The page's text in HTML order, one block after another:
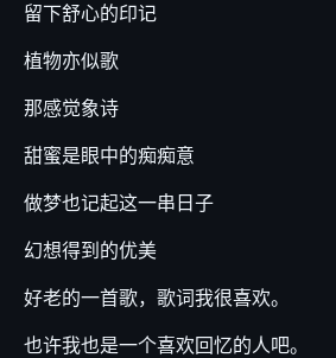
留下舒心的印记
植物亦似歌
那感觉象诗
甜蜜是眼中的痴痴意
做梦也记起这一串日子
幻想得到的优美
好老的一首歌，歌词我很喜欢。
也许我也是一个喜欢回忆的人吧。